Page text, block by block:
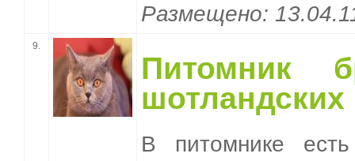
Размещено:
9.
Питомник
В питомнике есть